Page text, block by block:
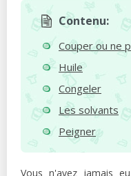
Contenu:
Couper ou ne
Huile
Congeler
Les solvants
Peigner
Vous n'avez jamais